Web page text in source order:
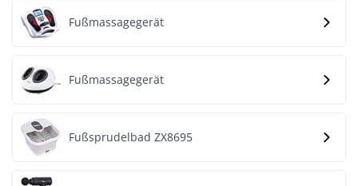
Fußmassagegerät
Fußmassagegerät
Fußsprudelbad ZX8695